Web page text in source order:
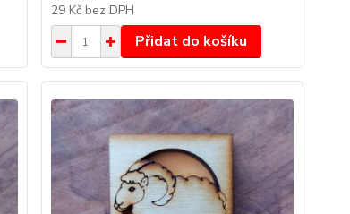
29 Kč bez DPH
Přidat do košíku